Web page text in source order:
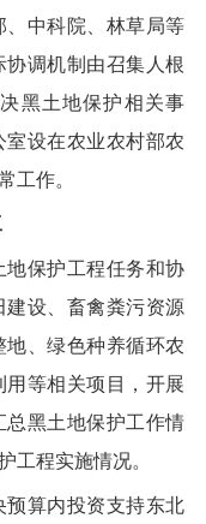
、中科院、林草局等
调机制由召集人根
黑土地保护相关事
设在农业农村部农
工作。
地保护工程任务和协
设、畜禽粪污资源
、绿色种养循环农
等相关项目，开展
黑土地保护工作情
工程实施情况。
预算内投资支持东北